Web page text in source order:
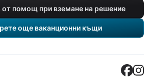
помощ при вземане на решение
още ваканционни къщи